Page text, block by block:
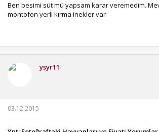
Ben besimi süt mü yapsam karar veremedim.
montofon yerli kırma inekler var
ysyr11
03.12.2015